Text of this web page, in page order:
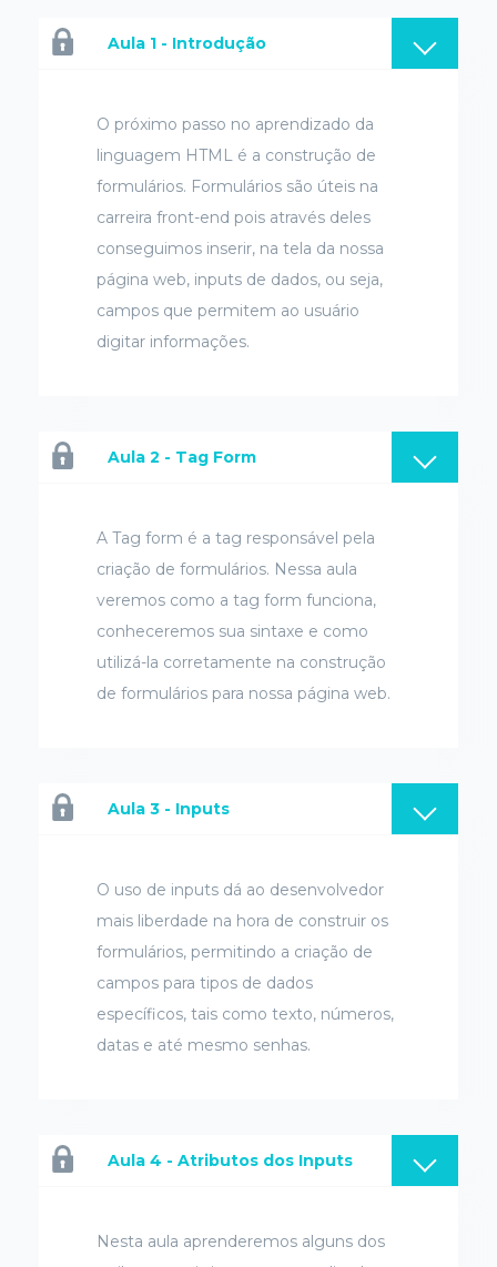
Aula 1 - Introdução
O próximo passo no aprendizado da
linguagem HTML é a construção de
formulários. Formulários são úteis na
carreira front-end pois através deles
conseguimos inserir, na tela da nossa
página web, inputs de dados, ou seja,
campos que permitem ao usuário
digitar informações.
Aula 2 - Tag Form
A Tag form é a tag responsável pela
criação de formulários. Nessa aula
veremos como a tag form funciona,
conheceremos sua sintaxe e como
utilizá-la corretamente na construção
de formulários para nossa página web.
Aula 3 - Inputs
O uso de inputs dá ao desenvolvedor
mais liberdade na hora de construir os
formulários, permitindo a criação de
campos para tipos de dados
específicos, tais como texto, números,
datas e até mesmo senhas.
Aula 4 - Atributos dos Inputs
Nesta aula aprenderemos alguns dos